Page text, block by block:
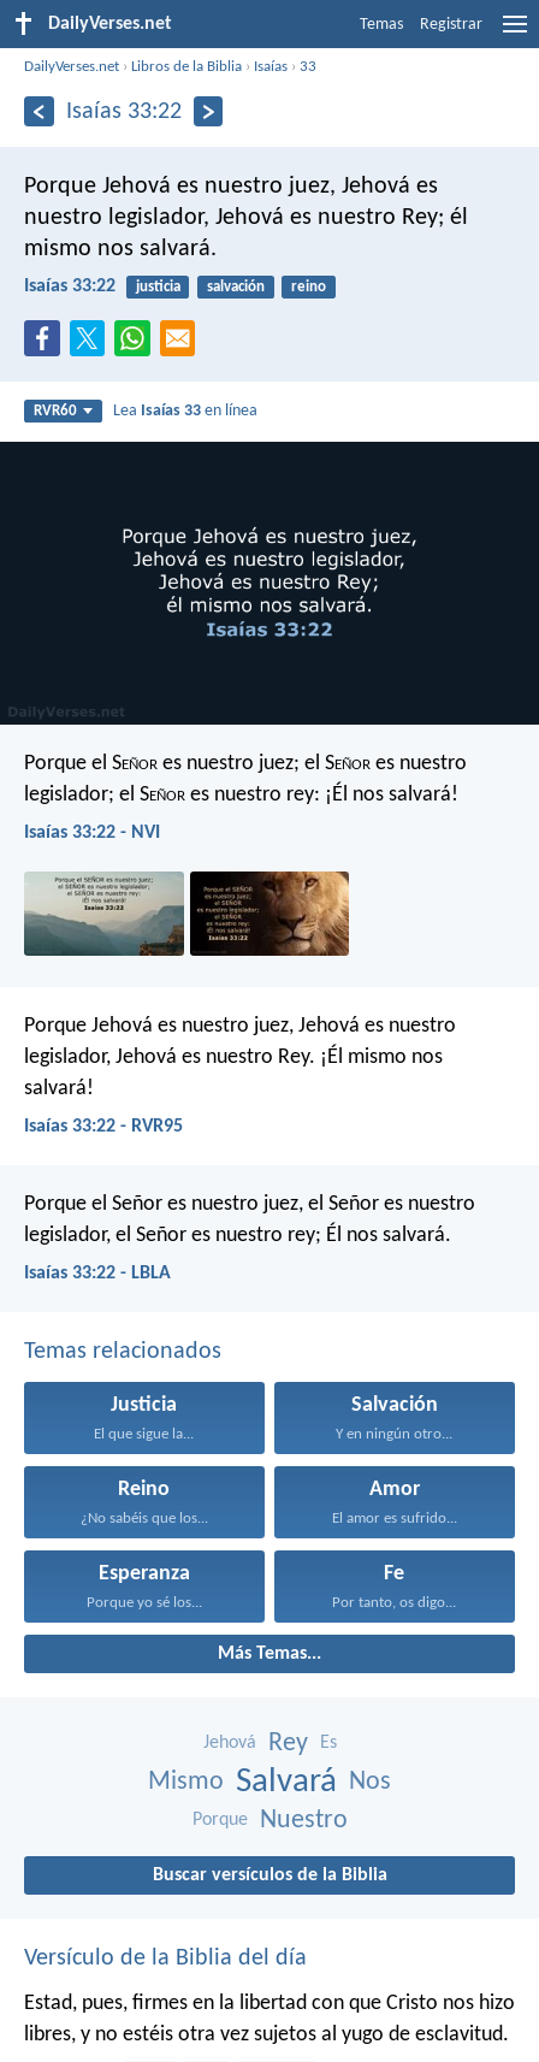
DailyVerses.net Temas Registrar
DailyVerses.net ›Libros de la Biblia › Isaías ›33
Isaías 33:22
Porque Jehová es nuestro juez, Jehová es
nuestro legislador, Jehová es nuestro Rey; él
mismo nos salvará.
Isaías 33:22 justicia salvación reino
RVR60 Lea Isaías 33 en línea
Porque el Señor es nuestro juez; el Señor es nuestro
legislador; el Señor es nuestro rey: ¡Él nos salvará!
Isaías 33:22 - NVI
Porque Jehová es nuestro juez, Jehová es nuestro
legislador, Jehová es nuestro Rey. ¡Él mismo nos
salvará!
Isaías 33:22 - RVR95
Porque el Señor es nuestro juez, el Señor es nuestro
legislador, el Señor es nuestro rey; Él nos salvará.
Isaías 33:22 - LBLA
Temas relacionados
Justicia
El que sigue la...
Salvación
Y en ningún otro...
Reino
¿No sabéis que los...
Amor
El amor es sufrido...
Esperanza
Porque yo sé los...
Fe
Por tanto, os digo...
Más Temas...
Jehová Rey Es
Mismo Salvará Nos
Porque Nuestro
Buscar versículos de la Biblia
Versículo de la Biblia del día
Estad, pues, firmes en la libertad con que Cristo nos hizo
libres, y no estéis otra vez sujetos al yugo de esclavitud.